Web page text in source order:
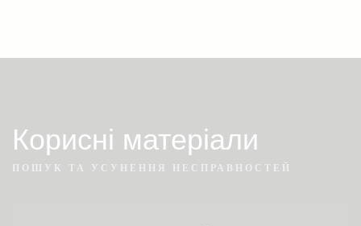
Корисні матеріали
ПОШУК ТА УСУНЕННЯ НЕСПРАВНОСТЕЙ